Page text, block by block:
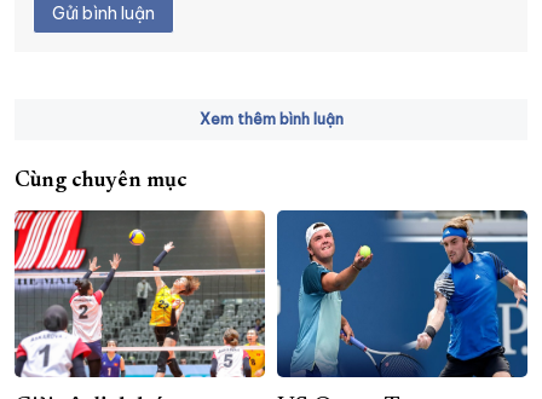
Gửi bình luận
Xem thêm bình luận
Cùng chuyên mục